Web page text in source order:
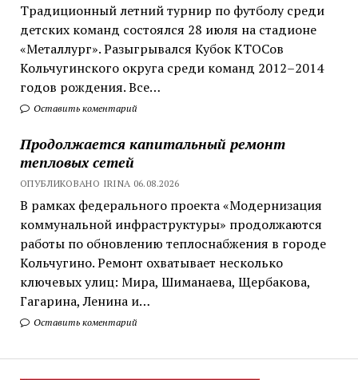
Традиционный летний турнир по футболу среди
детских команд состоялся 28 июля на стадионе
«Металлург». Разыгрывался Кубок КТОСов
Кольчугинского округа среди команд 2012–2014
годов рождения. Все…
Оставить коментарий
Продолжается капитальный ремонт
тепловых сетей
ОПУБЛИКОВАНО IRINA 06.08.2026
В рамках федерального проекта «Модернизация
коммунальной инфраструктуры» продолжаются
работы по обновлению теплоснабжения в городе
Кольчугино. Ремонт охватывает несколько
ключевых улиц: Мира, Шиманаева, Щербакова,
Гагарина, Ленина и…
Оставить коментарий